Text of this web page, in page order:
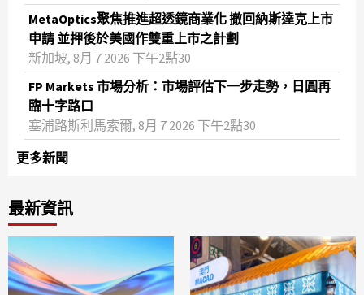
MetaOptics聚焦推進超透鏡商業化 撤回納斯達克上市
申請 並押後於美國作雙重上市之計劃
新加坡, 8月 7 2026 下午2點30
FP Markets 市場分析：市場評估下一步走勢，日圓再
臨十字路口
塞浦路斯利馬索爾, 8月 7 2026 下午2點30
更多新聞
最新資訊